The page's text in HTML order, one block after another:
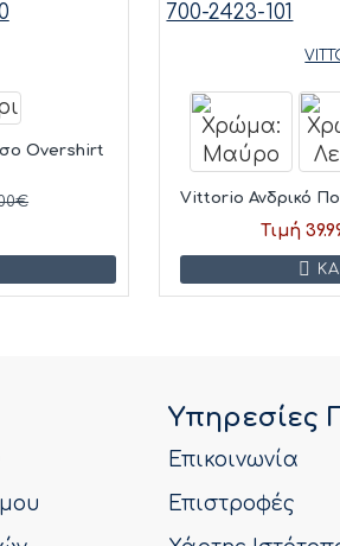
Overshirt
Vittorio Ανδρικό
Τιμή
Υπηρεσίες
Επικοινωνία
Επιστροφές